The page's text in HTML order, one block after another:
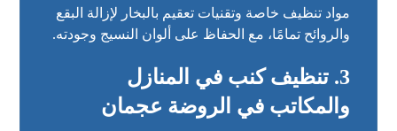
مواد تنظيف خاصة وتقنيات تعقيم بالبخار لإزالة البقع
والروائح تمامًا، مع الحفاظ على ألوان النسيج وجودته.
3. تنظيف كنب في المنازل
والمكاتب في الروضة عجمان